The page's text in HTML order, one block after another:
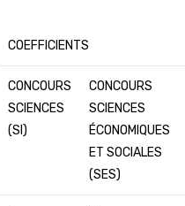
COEFFICIENTS
CONCOURS
SCIENCES
(SI)
CONCOURS
SCIENCES
ÉCONOMIQUES
ET SOCIALES
(SES)